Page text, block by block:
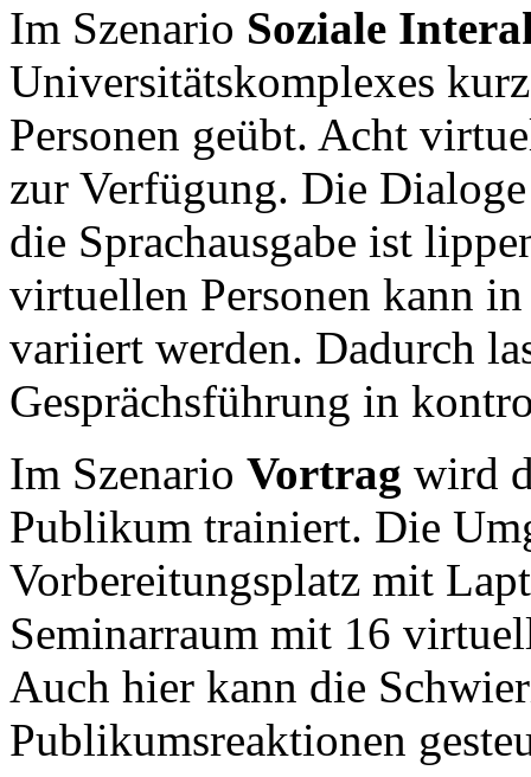
Im Szenario Soziale
Universitätskomplexes
Personen geübt. Acht
zur Verfügung. Die
die Sprachausgabe ist
virtuellen Personen kann
variiert werden. Dadurch
Gesprächsführung in
Im Szenario Vortrag wird
Publikum trainiert. Die
Vorbereitungsplatz mit
Seminarraum mit 16
Auch hier kann die
Publikumsreaktionen